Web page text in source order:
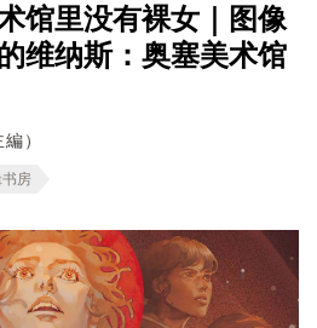
馆里没有裸女｜图像
维纳斯：奥塞美术馆
）
房